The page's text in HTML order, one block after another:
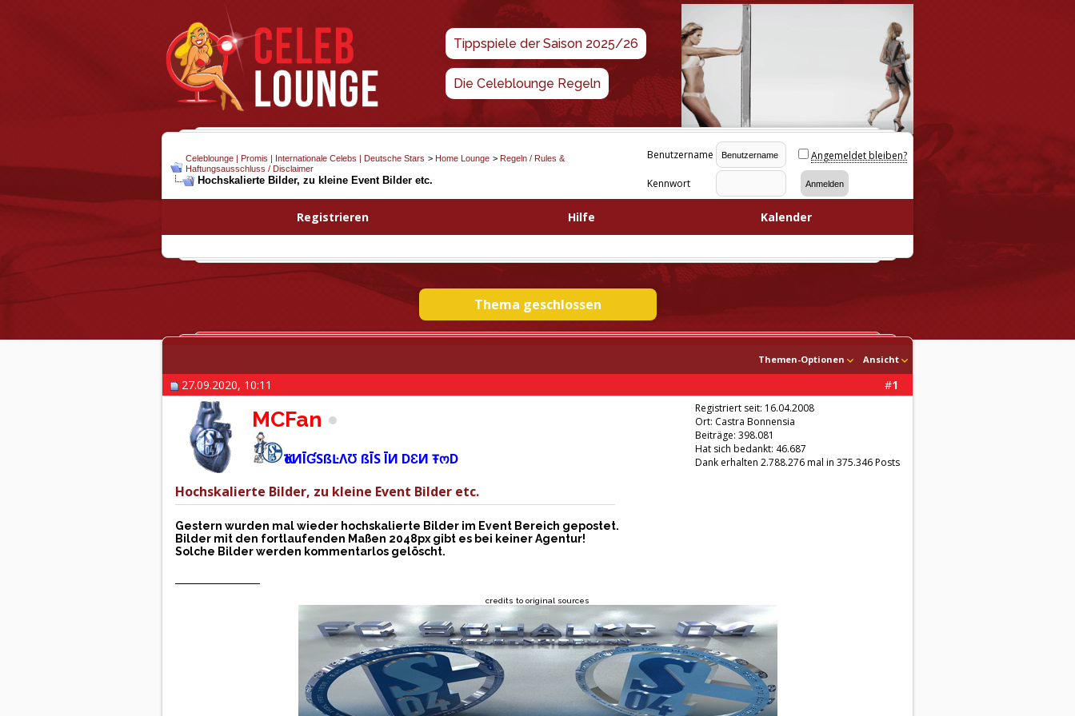
Tippspiele der Saison 2025/26
Die Celeblounge Regeln
Celeblounge | Promis | Internationale Celebs | Deutsche Stars > Home Lounge > Regeln / Rules &
Haftungsausschluss / Disclaimer
Hochskalierte Bilder, zu kleine Event Bilder etc.
Benutzername Angemeldet bleiben?
Kennwort
Registrieren Hilfe Kalender
Thema geschlossen
Themen-Optionen Ansicht
#1
27.09.2020, 10:11
MCFan
ҠöИĪƓSßĿΛƱ ßĪS ĪИ DƐИ ŦოD
Registriert seit: 16.04.2008
Ort: Castra Bonnensia
Beiträge: 398.081
Hat sich bedankt: 46.687
Dank erhalten 2.788.276 mal in 375.346 Posts
Hochskalierte Bilder, zu kleine Event Bilder etc.
Gestern wurden mal wieder hochskalierte Bilder im Event Bereich gepostet.
Bilder mit den fortlaufenden Maßen 2048px gibt es bei keiner Agentur!
Solche Bilder werden kommentarlos gelöscht.
credits to original sources